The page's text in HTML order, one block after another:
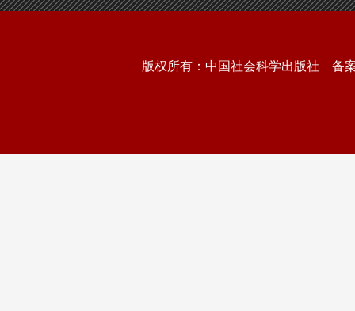
版权所有：中国社会科学出版社 备